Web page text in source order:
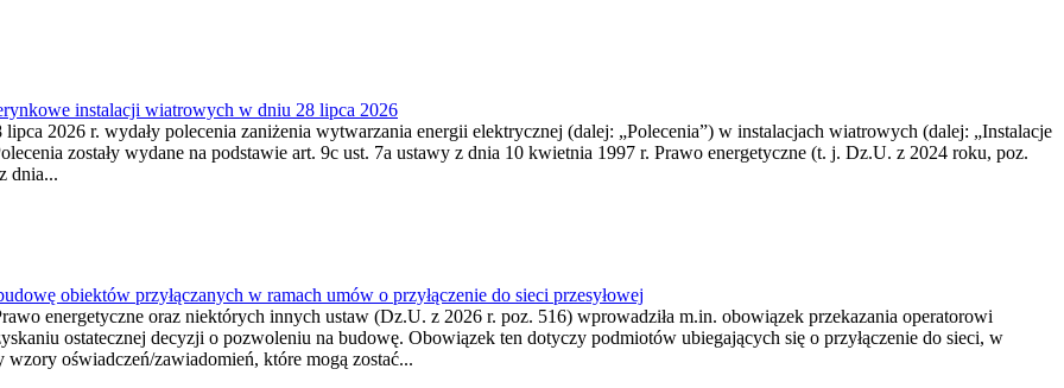
instalacji wiatrowych w dniu 28 lipca 2026
2026 r. wydały polecenia zaniżenia wytwarzania energii elektrycznej (dalej: „Polecenia”) w instalacjach wiatrowych (dalej: „Instalacje
zostały wydane na podstawie art. 9c ust. 7a ustawy z dnia 10 kwietnia 1997 r. Prawo energetyczne (t. j. Dz.U. z 2024 roku, poz.
dnia...
obiektów przyłączanych w ramach umów o przyłączenie do sieci przesyłowej
energetyczne oraz niektórych innych ustaw (Dz.U. z 2026 r. poz. 516) wprowadziła m.in. obowiązek przekazania operatorowi
ostatecznej decyzji o pozwoleniu na budowę. Obowiązek ten dotyczy podmiotów ubiegających się o przyłączenie do sieci, w
oświadczeń/zawiadomień, które mogą zostać...